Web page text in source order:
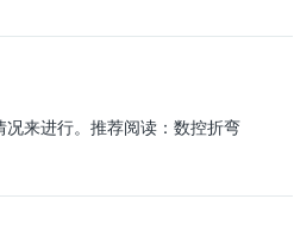
来进行。推荐阅读：数控折弯